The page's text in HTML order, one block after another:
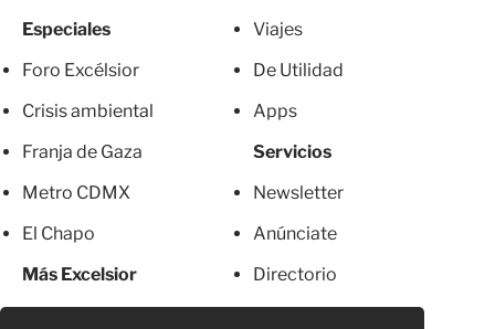
Especiales
Foro Excélsior
Crisis ambiental
Franja de Gaza
Metro CDMX
El Chapo
Más Excelsior
Viajes
De Utilidad
Apps
Servicios
Newsletter
Anúnciate
Directorio